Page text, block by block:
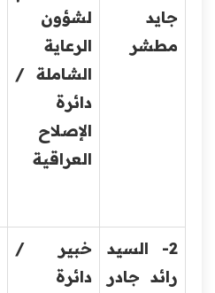
جايد
مطشر
لشؤون
الرعاية
الشاملة /
دائرة
الإصلاح
العراقية
2- السيد
رائد جادر
خبير /
دائرة